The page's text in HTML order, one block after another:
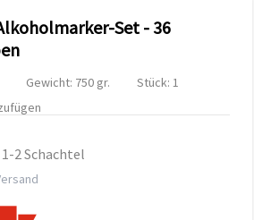
Set - 36
Gewicht: 750 gr.
Stück: 1
1-2 Schachtel